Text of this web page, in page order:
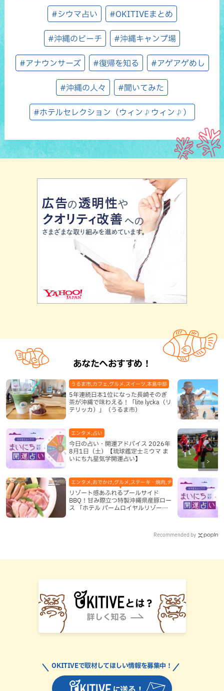
#シウマ占い #OKITIVEまとめ
#沖縄のビーチ #沖縄キャンプ場
#アナウンサーズ #復帰を知る #アゲアゲめし
#沖縄の人々 #聞いてみた
#ホテルセレクション（ウィン♪ウィン♪）
あなたへおすすめ！
5年連続日本1位になった長崎そのぎ
茶が沖縄で味わえる！「lite lycka（リ
テリッカ）」（うるま市）
うるま市,カフェ,グルメ,スイーツ,本島中部
今日の占い・開運アドバイス 2026年
8月1日（土）【琉球鑑定士ミウマ ま
いにち九星気学開運占い】
エンタメ,占い
リゾート感あふれるプールサイド
BBQ！甘み際立つ特製沖縄県産豚ロー
ス 「ホテル パームロイヤルリゾート
エンタメ,おでかけ,グルメ,ステーキ・焼肉,テレビ,ホテル,地域,本島
Recommended by
OKITIVEで取材してほしい情報を募集中！